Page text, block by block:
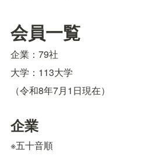
会員一覧
企業：79社
大学：113大学
（令和8年7月1日現在）
企業
※五十音順